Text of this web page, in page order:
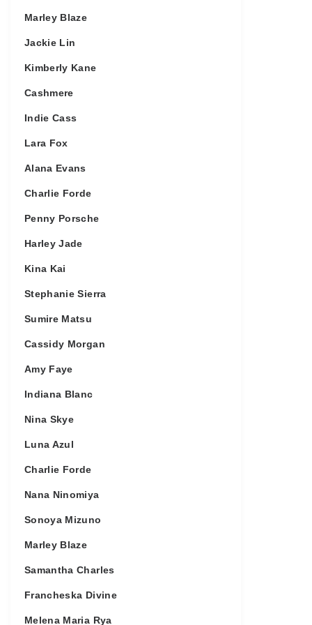
Marley Blaze
Jackie Lin
Kimberly Kane
Cashmere
Indie Cass
Lara Fox
Alana Evans
Charlie Forde
Penny Porsche
Harley Jade
Kina Kai
Stephanie Sierra
Sumire Matsu
Cassidy Morgan
Amy Faye
Indiana Blanc
Nina Skye
Luna Azul
Charlie Forde
Nana Ninomiya
Sonoya Mizuno
Marley Blaze
Samantha Charles
Francheska Divine
Melena Maria Rya